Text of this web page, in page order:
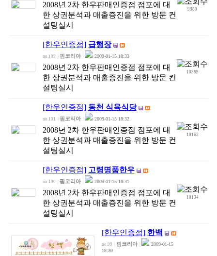
2008년 2차 한우판매인증점 점포에 대
한 상권분석과 매출증진을 위한 방문 컨
설팅실시
9980
[한우인증점] 급행장
no.102 핌코리아 2009-01-15 18:33
2008년 2차 한우판매인증점 점포에 대
한 상권분석과 매출증진을 위한 방문 컨
설팅실시
10369
[한우인증점] 동천 식육식당
no.101 핌코리아 2009-01-15 18:32
2008년 2차 한우판매인증점 점포에 대
한 상권분석과 매출증진을 위한 방문 컨
설팅실시
10162
[한우인증점] 고령명품한우
no.100 핌코리아 2009-01-15 18:31
2008년 2차 한우판매인증점 점포에 대
한 상권분석과 매출증진을 위한 방문 컨
설팅실시
10134
[한우인증점] 한백
no.99 핌코리아
2009-01-15
18:30